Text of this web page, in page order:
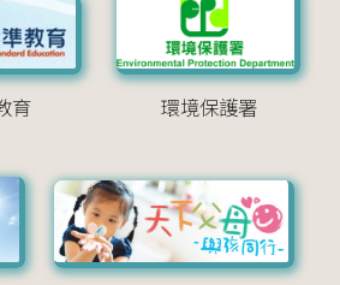
育 環境保護署